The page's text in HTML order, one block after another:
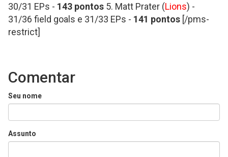
30/31 EPs - 143 pontos 5. Matt Prater (Lions) -
31/36 field goals e 31/33 EPs - 141 pontos [/pms-
restrict]
Comentar
Seu nome
Assunto